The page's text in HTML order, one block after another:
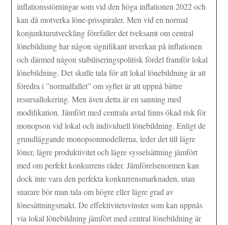
inflationsstörningar som vid den höga inflationen 2022 och
kan då motverka löne-prisspiraler. Men vid en normal
konjunkturutveckling förefaller det tveksamt om central
lönebildning har någon signifikant inverkan på inflationen
och därmed någon stabiliseringspolitisk fördel framför lokal
lönebildning. Det skulle tala för att lokal lönebildning är att
föredra i ”normalfallet” om syftet är att uppnå bättre
resursallokering. Men även detta är en sanning med
modifikation. Jämfört med centrala avtal finns ökad risk för
monopson vid lokal och individuell lönebildning. Enligt de
grundläggande monopsonmodellerna, leder det till lägre
löner, lägre produktivitet och lägre sysselsättning jämfört
med om perfekt konkurrens råder. Jämförelsenormen kan
dock inte vara den perfekta konkurrensmarknaden, utan
snarare bör man tala om högre eller lägre grad av
lönesättningsmakt. De effektivitetsvinster som kan uppnås
via lokal lönebildning jämfört med central lönebildning är